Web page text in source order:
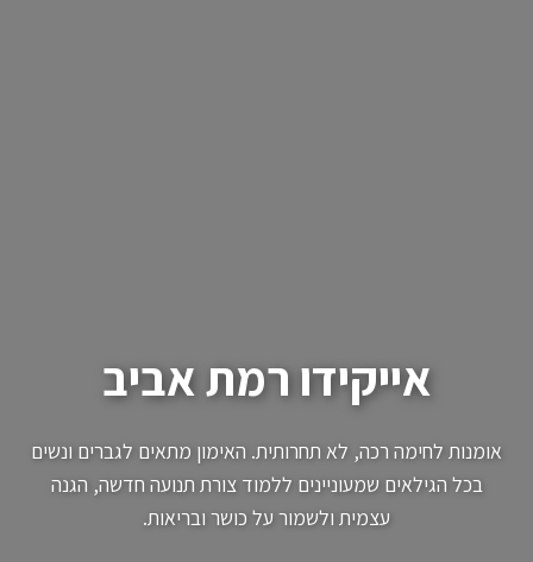
אייקידו רמת אביב
אומנות לחימה רכה, לא תחרותית. האימון מתאים לגברים ונשים
בכל הגילאים שמעוניינים ללמוד צורת תנועה חדשה, הגנה
עצמית ולשמור על כושר ובריאות.